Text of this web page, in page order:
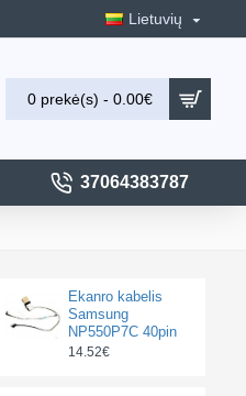
Lietuvių
0 prekė(s) - 0.00€
37064383787
Ekanro kabelis
Samsung
NP550P7C 40pin
14.52€